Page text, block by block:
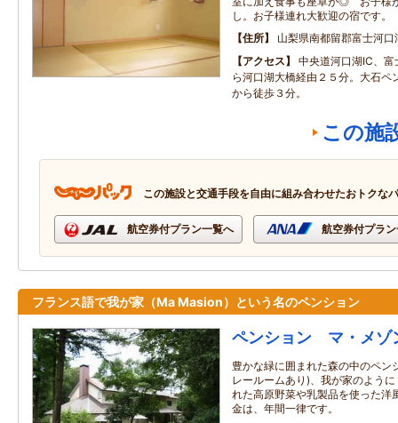
し。お子様連れ大歓迎の宿です。
住所
山梨県南都留郡富士河
アクセス
中央道河口湖IC、
ら河口湖大橋経由２５分。大石ペ
から徒歩３分。
この施
この施設と交通手段を自由に組み合わせたおトクな
航空券付プラン一覧へ 航空券付プラ
フランス語で我が家（Ma Masion）という名のペンション
ペンション マ・メゾ
豊かな緑に囲まれた森の中のペン
レールームあり)、我が家のよう
れた高原野菜や乳製品を使った
金は、年間一律です。